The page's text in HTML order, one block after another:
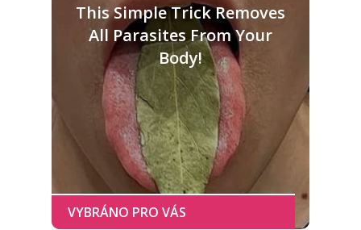
This Simple Trick Removes
All Parasites From Your
Body!